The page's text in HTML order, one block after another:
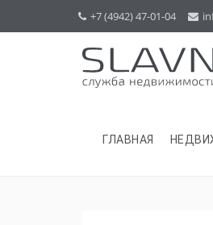
+7 (4942) 47-01-04
ГЛАВНАЯ